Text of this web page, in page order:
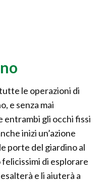
le operazioni di
e senza mai
entrambi gli occhi fissi
inizi un’azione
porte del giardino al
di esplorare
e li aiuterà a